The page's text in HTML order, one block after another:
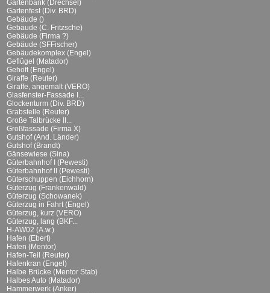
Gartenbank (Drechsel)
Gartenfest (Div. BRD)
Gebäude ()
Gebäude (C. Fritzsche)
Gebäude (Firma ?)
Gebäude (SFFischer)
Gebäudekomplex (Engel)
Geflügel (Matador)
Gehöft (Engel)
Giraffe (Reuter)
Giraffe, angemalt (VERO)
Glasfenster-Fassade I...
Glockenturm (Div. BRD)
Grabstelle (Reuter)
Große Talbrücke II...
Großfassade (Firma X)
Gutshof (And. Länder)
Gutshof (Brandt)
Gänsewiese (Sina)
Güterbahnhof I (Pewesti)
Güterbahnhof II (Pewesti)
Güterschuppen (Eichhorn)
Güterzug (Frankenwald)
Güterzug (Schowanek)
Güterzug in Fahrt (Engel)
Güterzug, kurz (VERO)
Güterzug, lang (BKF...
H-AW02 (A.w.)
Hafen (Ebert)
Hafen (Mentor)
Hafen-Teil (Reuter)
Hafenkran (Engel)
Halbe Brücke (Mentor Stab)
Halbes Auto (Matador)
Hammerwerk (Anker)